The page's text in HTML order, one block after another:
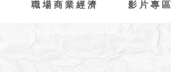
職場商業經濟 影片專區